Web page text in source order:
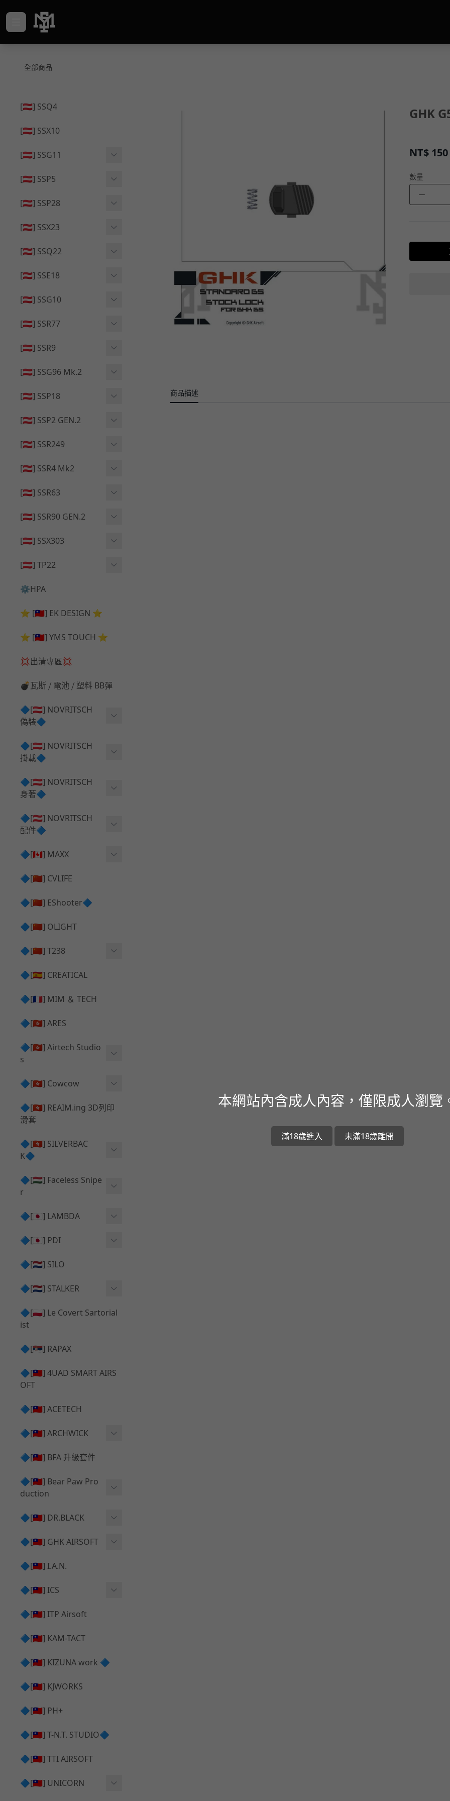
全部商品
[🇦🇹] SSQ4
[🇦🇹] SSX10
[🇦🇹] SSG11
🔄 原廠 ⧸ 零件
[🇦🇹] SSP5
🔄 原廠 ⧸ 零件
[🇦🇹] SSP28
🔄 原廠 ⧸ 零件
[🇦🇹] SSX23
🟦 主體 ⧸ 彈匣
[🇦🇹] SSQ22
🟦 主體 ⧸ 彈匣
[🇦🇹] SSE18
👁️‍🗨️ 外觀 ⧸ 色彩
[🇦🇹] SSG10
🟦 主體 ⧸ 彈匣
[🇦🇹] SSR77
🟦 主體 ⧸ 彈匣
[🇦🇹] SSR9
👁️‍🗨️ 外觀 ⧸ 色彩
[🇦🇹] SSG96 Mk.2
🆙 升級 ⧸ 部件
[🇦🇹] SSP18
👁️‍🗨️ 外觀 ⧸ 色彩
[🇦🇹] SSP2 GEN.2
🔄 原廠 ⧸ 零件
[🇦🇹] SSR249
🟦 主體 ⧸ 彈匣
[🇦🇹] SSR4 Mk2
🟦 主體 ⧸ 彈匣
[🇦🇹] SSR63
🆙 升級 ⧸ 部件
[🇦🇹] SSR90 GEN.2
🆙 升級 ⧸ 部件
[🇦🇹] SSX303
🔄 原廠 ⧸ 零件
🆙 升級 ⧸ 部件
[🇦🇹] TP22
🔄 原廠 ⧸ 零件
🆙 升級 ⧸ 部件
⚙️HPA
⭐ [🇹🇼] EK DESIGN ⭐
⭐ [🇹🇼] YMS TOUCH ⭐
💢出清專區💢
💣瓦斯 ⧸ 電池 ⧸ 塑料 BB彈
🔷[🇦🇹] NOVRITSCH
偽裝🔷
上衣夾克 ⧸ Jacket
兜帽 ⧸ Hood
手持 裝備 ⧸ 偽裝
披肩 ⧸ Shoulder Piece
onie
🔷[🇦🇹] NOVRITSCH
掛載🔷
AR ⧸ DMR 彈匣用
SMG ⧸ SSR90 彈匣用
腰包 ⧸ 萬用包
HPA 氣瓶袋 ⧸ 水袋包
手槍 彈匣用
🔷[🇦🇹] NOVRITSCH
身著🔷
闊邊帽 ⧸ Boonie Hat
戰術背心+前掛 ⧸ Plate Car
rier+Flap
tlebelt
護目鏡 ⧸ 除霧器
腰帶 ⧸ 腿掛
🔷[🇦🇹] NOVRITSCH
配件🔷
✅ 快拔槍套 ⧸ 槍背帶
✅ 槍架 ⧸ 訓練靶具 ⧸ 工具
🔷[🇨🇦] MAXX
AEG 活塞頭 ⧸ AEG Piston
HOP座 ⧸ HOP-UP
競速扳機 ⧸ Speed Trigger
彈匣釋放鈕 ⧸ Mag Releas
推嘴 ⧸ Nozzle
🔷[🇨🇳] CVLIFE
🔷[🇨🇳] EShooter🔷
🔷[🇨🇳] OLIGHT
🔷[🇨🇳] T238
電子扳機
發光器
🔷[🇪🇸] CREATICAL
🔷[🇫🇷] MIM ＆ TECH
🔷[🇭🇰] ARES
🔷[🇭🇰] Airtech Studio
s
VFC
G＆G
Krytac
KWA
Tokyo Marui
PROWIN
MAXX
SILVERBACK SRS
🔷[🇭🇰] Cowcow
TM Glock 系列
Action Army AAP01 系列
UMAREX VFC 系列
KWA⧸KSC系列
🔷[🇭🇰] REAIM.ing 3D列印
滑套
🔷[🇭🇰] SILVERBAC
K🔷
SRS ⧸ HTI 🟦 主體 ⧸ 彈匣
✅ 碳纖管 ⧸ 彈簧
TAC-41 👁️‍🗨️ 外觀 ⧸ 色彩
MDR-X 🟦 主體 ⧸ 彈匣
✅ 通用 ⧸ 精品
MDR-X 🔄 原廠 ⧸ 零件
TAC-41 🔄 原廠 ⧸ 零件
🔷[🇭🇺] Faceless Snipe
r
Mk23 ⧸ SSX23
SRS ⧸ HTI ⧸ TAC-41
🔷[🇯🇵] LAMBDA
Lambda 05 GBB 精密內管
Lambda 03 AEG 精密內管
Lambda 05 AEG 精密內管
🔷[🇯🇵] PDI
01 精密內管
05 精密內管
08 精密內管
🔷[🇳🇱] SILO
🔷[🇳🇱] STALKER
Action Army AAP01 升級
套件
HOP膠皮 ⧸ 下壓塊
件
[夢神⧸Morpheus] 不鏽鋼
內管
套件
[夢神⧸Morpheus] 碳鋼 內
管
🔷[🇵🇱] Le Covert Sartorial
ist
🔷[🇷🇸] RAPAX
🔷[🇹🇼] 4UAD SMART AIRS
OFT
🔷[🇹🇼] ACETECH
🔷[🇹🇼] ARCHWICK
衝鋒套件 Convertion Kit
MWS 升級組件
B＆T APC9 系列產品
B＆T SPR300系列產品
HOP膠皮
🔷[🇹🇼] BFA 升級套件
🔷[🇹🇼] Bear Paw Pro
duction
T-5000
🔷[🇹🇼] DR.BLACK
Hi-capa 彈匣外觀
維護保養
Hi-capa 上半外觀
Hi-capa 內部升級
🔷[🇹🇼] GHK AIRSOFT
AR ⧸ M4 GBB 原廠零件
AKM V3 主體 ＆ 原廠零件
G5 原廠零件
G17 GEN.3 原廠零件
AR ⧸ M4 GBB 升級套件
🔷[🇹🇼] I.A.N.
🔷[🇹🇼] ICS
Hi-Capa 維修零件
ICS 成槍
🔷[🇹🇼] ITP Airsoft
🔷[🇹🇼] KAM-TACT
🔷[🇹🇼] KIZUNA work 🔷
🔷[🇹🇼] KJWORKS
🔷[🇹🇼] PH+
🔷[🇹🇼] T-N.T. STUDIO🔷
🔷[🇹🇼] TTI AIRSOFT
🔷[🇹🇼] UNICORN
GHK
NT$ 150
數量
－
商品描述
本網站內含成人內容，僅限成人瀏覽
滿18歲進入 未滿18歲離開